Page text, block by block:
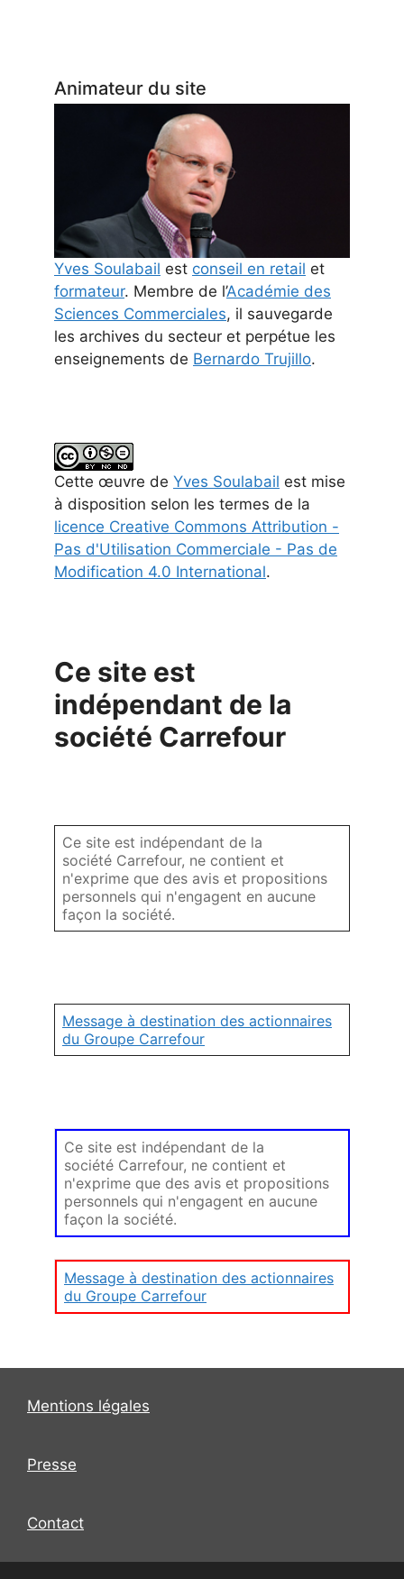
Animateur du site
Yves Soulabail est conseil en retail et
formateur. Membre de l’Académie des
Sciences Commerciales, il sauvegarde
les archives du secteur et perpétue les
enseignements de Bernardo Trujillo.
Cette œuvre de Yves Soulabail est mise
à disposition selon les termes de la
licence Creative Commons Attribution -
Pas d'Utilisation Commerciale - Pas de
Modification 4.0 International.
Ce site est
indépendant de la
société Carrefour
Ce site est indépendant de la
société Carrefour, ne contient et
n'exprime que des avis et propositions
personnels qui n'engagent en aucune
façon la société.
Message à destination des actionnaires
du Groupe Carrefour
Ce site est indépendant de la
société Carrefour, ne contient et
n'exprime que des avis et propositions
personnels qui n'engagent en aucune
façon la société.
Message à destination des actionnaires
du Groupe Carrefour
Mentions légales
Presse
Contact